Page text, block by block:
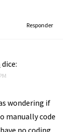
Responder
dice:
wondering if
manually code
no coding